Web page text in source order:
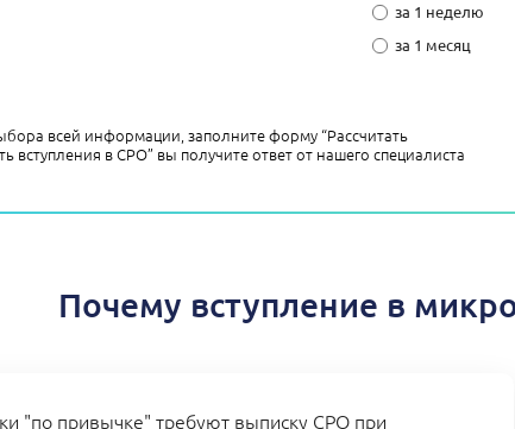
за 1 неделю
за 1 месяц
всей информации, заполните форму “Рассчитать
вступления в СРО” вы получите ответ от нашего специалиста
Почему вступление в
"по привычке" требуют выписку СРО при